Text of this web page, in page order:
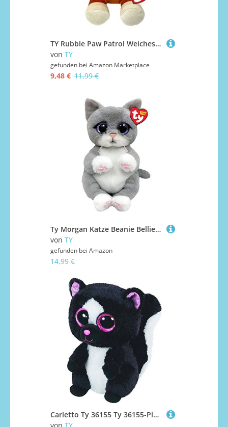
TY Rubble Paw Patrol Weiches Plüschtier für Kinder, Kuschelteddy, Sammlerstück Stofftier, Beanie Babies Serie, Regular
von TY
gefunden bei Amazon Marketplace
9,48 € 11,99 €
Ty Morgan Katze Beanie Bellies Medium 24cm - Quetschbare Beanie Baby Weiche Pluschtiere - Sammelbares Kuscheliges Stofftier
von TY
gefunden bei Amazon
14,99 €
Carletto Ty 36155 Ty 36155-Plüschtier-Flora-Stinktier mit Glitzeraugen, Beanie Boo's, 15 cm